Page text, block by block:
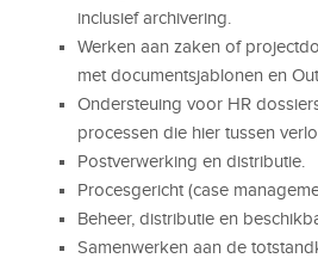
inclusief archivering.
Werken aan zaken of
met documentsjablonen en
Ondersteuing voor HR
processen die hier tussen
Postverwerking en distributie.
Procesgericht (case
Beheer, distributie en
Samenwerken aan de